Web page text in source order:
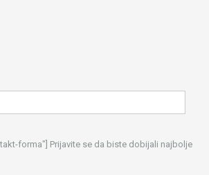
forma"] Prijavite se da biste dobijali najbolje